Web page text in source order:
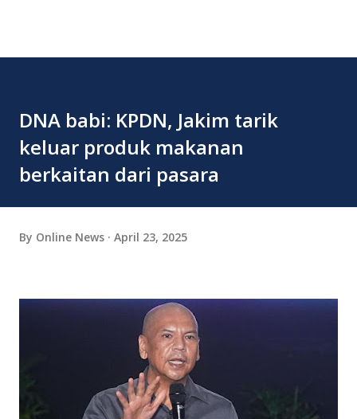
DNA babi: KPDN, Jakim tarik
keluar produk makanan
berkaitan dari pasara
By Online News April 23, 2025